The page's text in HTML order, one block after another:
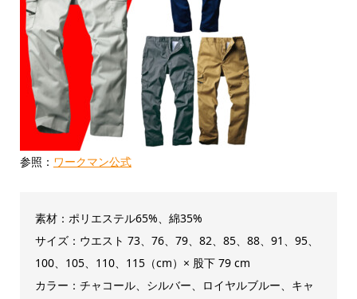
参照： ワークマン公式
素材：ポリエステル65%、綿35%
サイズ：ウエスト 73、76、79、82、85、88、91、95、
100、105、110、115（cm）× 股下 79 cm
カラー：チャコール、シルバー、ロイヤルブルー、キャ